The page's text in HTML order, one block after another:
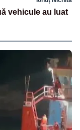
vehicule au luat